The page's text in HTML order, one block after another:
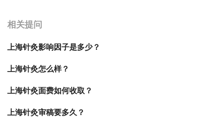
相关提问
上海针灸影响因子是多少？
上海针灸怎么样？
上海针灸面费如何收取？
上海针灸审稿要多久？